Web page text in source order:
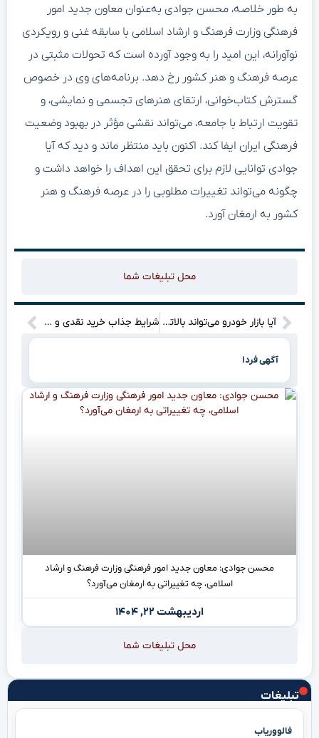
تبلیغات
فالووریاب
به طور خلاصه، محسن جوادی به‌عنوان معاون جدید امور
فرهنگی وزارت فرهنگ و ارشاد اسلامی با سابقه غنی و رویکردی
نوآورانه، این امید را به وجود آورده است که تحولات مثبتی در
عرصه فرهنگ و هنر کشور رخ دهد. برنامه‌های وی در خصوص
گسترش کتاب‌خوانی، ارتقای هنرهای تجسمی و نمایشی، و
تقویت ارتباط با جامعه، می‌تواند نقشی مؤثر در بهبود وضعیت
فرهنگی ایران ایفا کند. اکنون باید منتظر ماند و دید که آیا
جوادی توانایی لازم برای تحقق این اهداف را خواهد داشت و
چگونه می‌تواند تغییرات مطلوبی را در عرصه فرهنگ و هنر
کشور به ارمغان آورد.
محل تبلیغات شما
آیا بازار خودرو می‌تواند بالاترین قیمت‌ها را تحمل کند؟ شرایط جذاب خرید نقدی و اقساطی محصولات کرمان موتور در اردیبهشت ۱۴۰۴ را کشف کنید!
آگهی فردا
محسن جوادی: معاون جدید امور فرهنگی وزارت فرهنگ و ارشاد
اسلامی، چه تغییراتی به ارمغان می‌آورد؟
اردیبهشت ۲۲, ۱۴۰۴
محل تبلیغات شما